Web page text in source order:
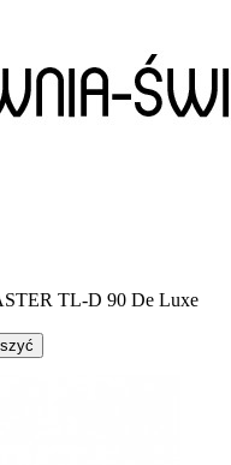
TL-D 90 De Luxe